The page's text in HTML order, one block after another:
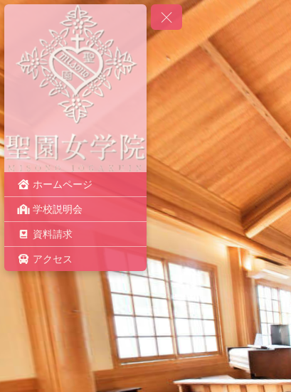
ホームページ
学校説明会
資料請求
アクセス